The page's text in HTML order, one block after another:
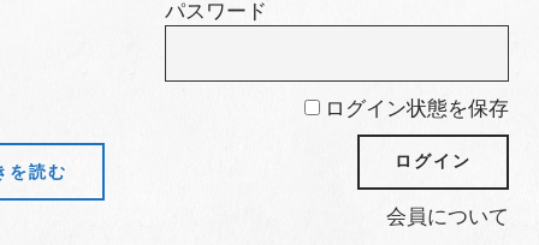
を読む
パスワード
ログイン状態を保存
会員について